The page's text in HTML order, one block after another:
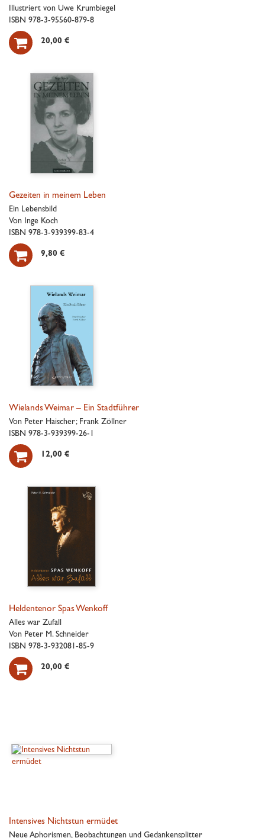
Illustriert von Uwe Krumbiegel
ISBN 978-3-95560-879-8
 20,00 €
Gezeiten in meinem Leben
Ein Lebensbild
Von Inge Koch
ISBN 978-3-939399-83-4
 9,80 €
Wielands Weimar – Ein Stadtführer
Von Peter Haischer; Frank Zöllner
ISBN 978-3-939399-26-1
 12,00 €
Heldentenor Spas Wenkoff
Alles war Zufall
Von Peter M. Schneider
ISBN 978-3-932081-85-9
 20,00 €
Intensives Nichtstun ermüdet
Neue Aphorismen, Beobachtungen und Gedankensplitter